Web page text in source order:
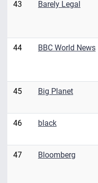
43 Barely Legal
44 BBC World News
45 Big Planet
46 black
47 Bloomberg